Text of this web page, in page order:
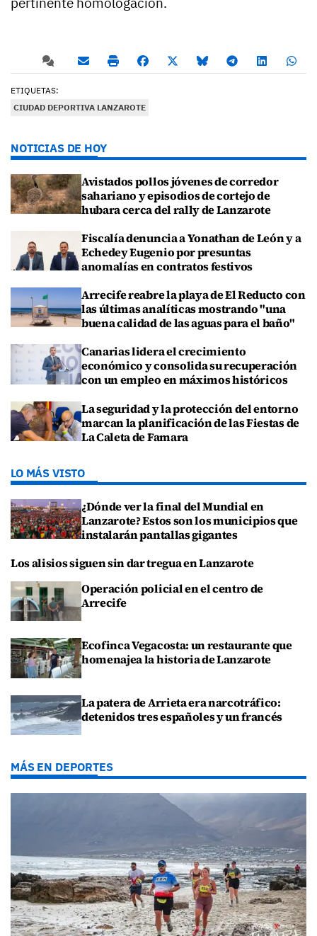
ETIQUETAS:
CIUDAD DEPORTIVA LANZAROTE
NOTICIAS DE HOY
Avistados pollos jóvenes de corredor
sahariano y episodios de cortejo de
hubara cerca del rally de Lanzarote
Fiscalía denuncia a Yonathan de León y a
Echedey Eugenio por presuntas
anomalías en contratos festivos
Arrecife reabre la playa de El Reducto con
las últimas analíticas mostrando "una
buena calidad de las aguas para el baño"
Canarias lidera el crecimiento
económico y consolida su recuperación
con un empleo en máximos históricos
La seguridad y la protección del entorno
marcan la planificación de las Fiestas de
La Caleta de Famara
LO MÁS VISTO
¿Dónde ver la final del Mundial en
Lanzarote? Estos son los municipios que
instalarán pantallas gigantes
Los alisios siguen sin dar tregua en Lanzarote
Operación policial en el centro de
Arrecife
Ecofinca Vegacosta: un restaurante que
homenajea la historia de Lanzarote
La patera de Arrieta era narcotráfico:
detenidos tres españoles y un francés
MÁS EN DEPORTES